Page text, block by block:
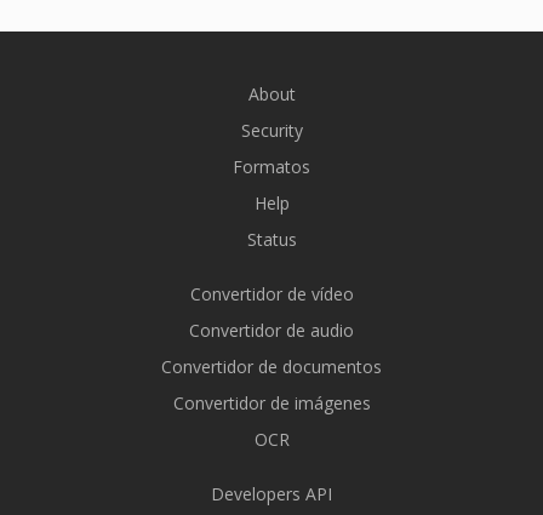
About
Security
Formatos
Help
Status
Convertidor de vídeo
Convertidor de audio
Convertidor de documentos
Convertidor de imágenes
OCR
Developers API